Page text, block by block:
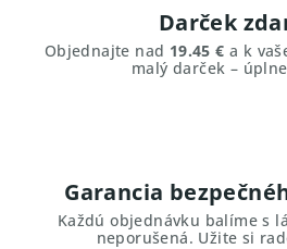
Darček
Objednajte nad 19.45 € a k
malý darček –
Garancia
Každú objednávku balíme s
neporušená. Užite si